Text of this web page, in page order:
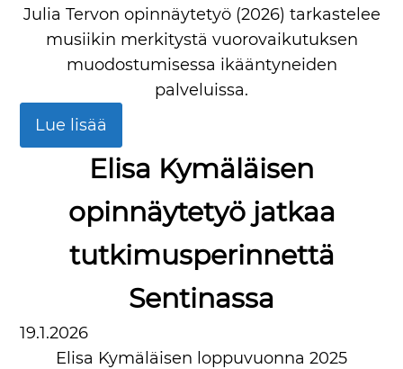
Julia Tervon opinnäytetyö (2026) tarkastelee
musiikin merkitystä vuorovaikutuksen
muodostumisessa ikääntyneiden
palveluissa.
Lue lisää
Elisa Kymäläisen
opinnäytetyö jatkaa
tutkimusperinnettä
Sentinassa
19.1.2026
Elisa Kymäläisen loppuvuonna 2025